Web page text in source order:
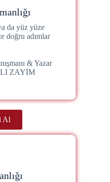
da yüz yüze
doğru adımlar
& Yazar
ZAYİM
Al